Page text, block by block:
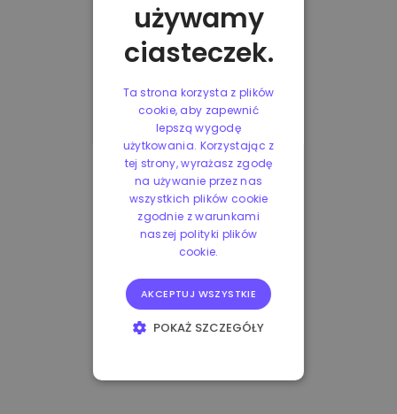
używamy
ciasteczek.
Ta strona korzysta z plików
cookie, aby zapewnić
lepszą wygodę
użytkowania. Korzystając z
tej strony, wyrażasz zgodę
na używanie przez nas
wszystkich plików cookie
zgodnie z warunkami
naszej polityki plików
cookie.
AKCEPTUJ WSZYSTKIE
POKAŻ SZCZEGÓŁY